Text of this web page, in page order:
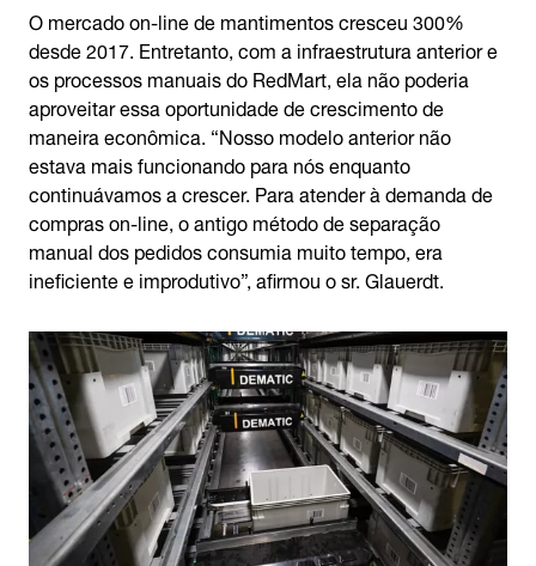
O mercado on-line de mantimentos cresceu 300%
desde 2017. Entretanto, com a infraestrutura anterior e
os processos manuais do RedMart, ela não poderia
aproveitar essa oportunidade de crescimento de
maneira econômica. “Nosso modelo anterior não
estava mais funcionando para nós enquanto
continuávamos a crescer. Para atender à demanda de
compras on-line, o antigo método de separação
manual dos pedidos consumia muito tempo, era
ineficiente e improdutivo”, afirmou o sr. Glauerdt.